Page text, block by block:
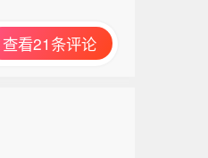
查看21条评论